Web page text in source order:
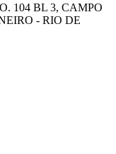
104 BL 3, CAMPO
- RIO DE